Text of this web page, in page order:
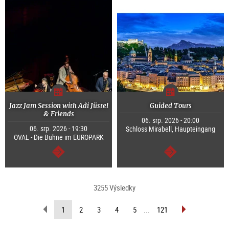
Jazz Jam Session with Adi Jüstel
& Friends
06. srp. 2026 - 19:30
OVAL - Die Bühne im EUROPARK
continue
Guided Tours
06. srp. 2026 - 20:00
Schloss Mirabell, Haupteingang
continue
3255 Výsledky
scroll
back
1 (current
page)
2 3 4 5 ... 121 scroll